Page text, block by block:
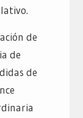
de
de
de